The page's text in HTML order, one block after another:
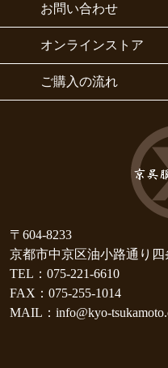
お問い合わせ
オンラインストア
ご購入の流れ
〒604-8233
京都市中京区油小路通り四
TEL：075-221-6610
FAX：075-255-1014
MAIL：info@kyo-